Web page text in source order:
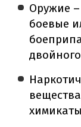
Оружие –
боевые